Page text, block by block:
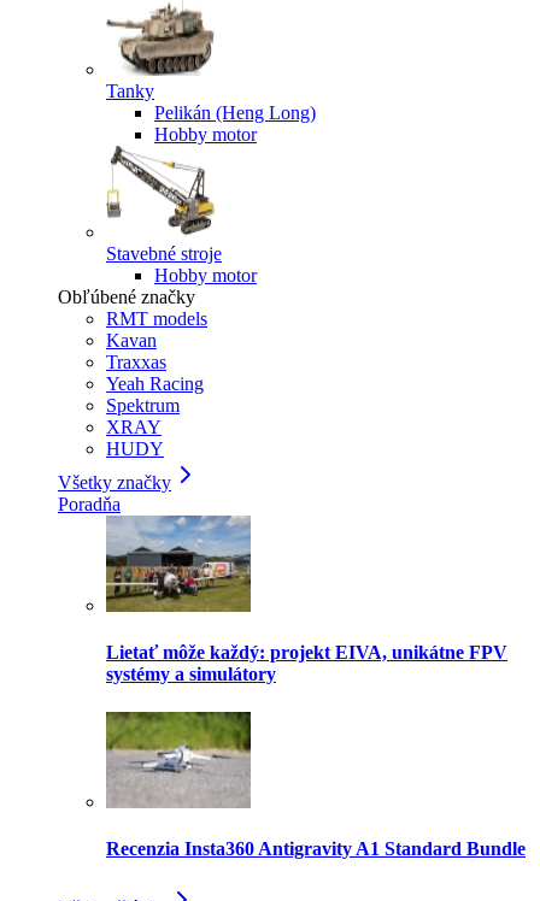
Tanky
Pelikán (Heng Long)
Hobby motor
Stavebné stroje
Hobby motor
Obľúbené značky
RMT models
Kavan
Traxxas
Yeah Racing
Spektrum
XRAY
HUDY
Všetky značky
Poradňa
Lietať môže každý: projekt EIVA, unikátne FPV
systémy a simulátory
Recenzia Insta360 Antigravity A1 Standard Bundle